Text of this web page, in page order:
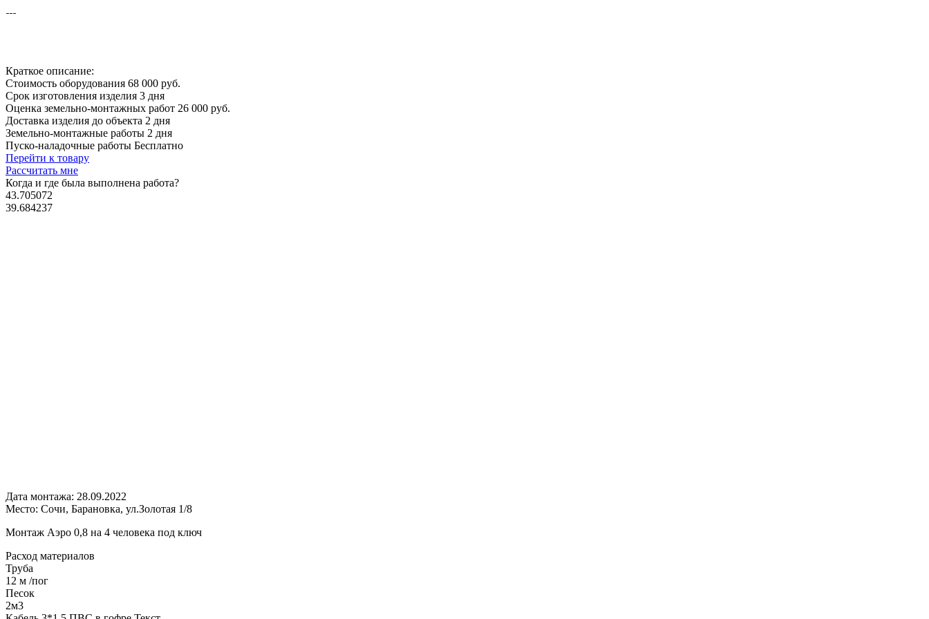
Краткое описание:
Стоимость оборудования 68 000 руб.
Срок изготовления изделия 3 дня
Оценка земельно-монтажных работ 26 000 руб.
Доставка изделия до объекта 2 дня
Земельно-монтажные работы 2 дня
Пуско-наладочные работы Бесплатно
Перейти к товару
Рассчитать мне
Когда и где была выполнена работа?
43.705072
39.684237
Дата монтажа: 28.09.2022
Место: Сочи, Барановка, ул.Золотая 1/8
Монтаж Аэро 0,8 на 4 человека под ключ
Расход материалов
Труба
12 м /пог
Песок
2м3